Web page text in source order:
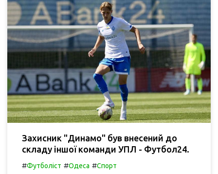
Захисник "Динамо" був внесений до
складу іншої команди УПЛ - Футбол24.
#Футболіст #Одеса #Спорт